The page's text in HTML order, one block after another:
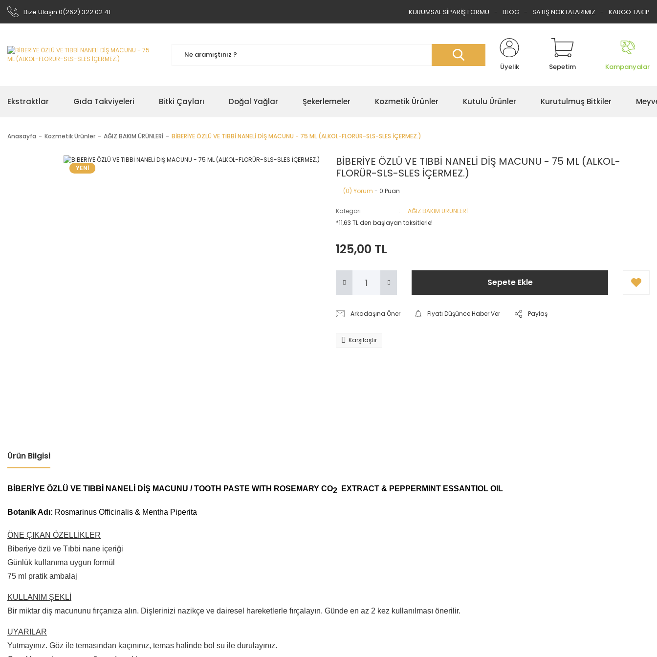
Bize Ulaşın 0(262) 322 02 41 KURUMSAL SİPARİŞ FORMU BLOG SATIŞ NOKTALARIMIZ KARGO TAKİP
Üyelik Sepetim Kampanyalar
Ekstraktlar Gıda Takviyeleri Bitki Çayları Doğal Yağlar Şekerlemeler Kozmetik Ürünler Kutulu Ürünler Kurutulmuş Bitkiler
Anasayfa Kozmetik Ürünler AĞIZ BAKIM ÜRÜNLERİ BİBERİYE ÖZLÜ VE TIBBİ NANELİ DİŞ MACUNU - 75 ML (ALKOL-FLORÜR-SLS-SLES İÇERMEZ.)
YENİ
BİBERİYE ÖZLÜ VE TIBBİ NANELİ DİŞ MACUNU - 75 ML (ALKOL-
FLORÜR-SLS-SLES İÇERMEZ.)
(0) Yorum - 0 Puan
Kategori
AĞIZ BAKIM ÜRÜNLERİ
*11,63 TL den başlayan taksitlerle!
125,00 TL
Sepete Ekle
Arkadaşına Öner Fiyatı Düşünce Haber Ver Paylaş
Karşılaştır
Ürün Bilgisi
BİBERİYE ÖZLÜ VE TIBBİ NANELİ DİŞ MACUNU / TOOTH PASTE WITH ROSEMARY CO2 EXTRACT & PEPPERMINT ESSANTIOL OIL
Botanik Adı: Rosmarinus Officinalis & Mentha Piperita
ÖNE ÇIKAN ÖZELLİKLER
Biberiye özü ve Tıbbi nane içeriği
Günlük kullanıma uygun formül
75 ml pratik ambalaj
KULLANIM ŞEKLİ
Bir miktar diş macununu fırçanıza alın. Dişlerinizi nazikçe ve dairesel hareketlerle fırçalayın. Günde en az 2 kez kullanılması önerilir.
UYARILAR
Yutmayınız. Göz ile temasından kaçınınız, temas halinde bol su ile durulayınız.